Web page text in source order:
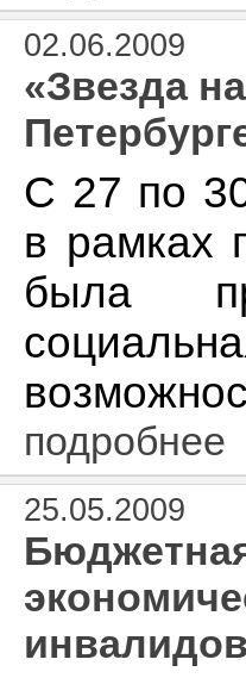
02.06.2009
«Звезда
С 27 по
в рамках
была
подробнее
25.05.2009